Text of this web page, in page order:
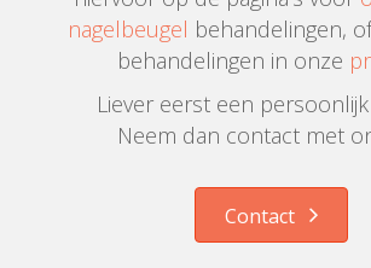
nagelbeugel behandelingen,
behandelingen in onze
Liever eerst een persoonlijk
Neem dan contact met
Contact